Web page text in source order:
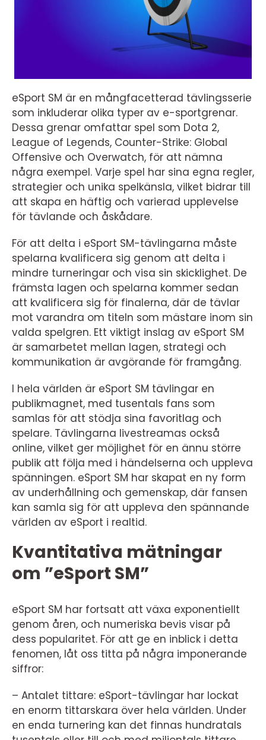
eSport SM är en mångfacetterad tävlingsserie
som inkluderar olika typer av e-sportgrenar.
Dessa grenar omfattar spel som Dota 2,
League of Legends, Counter-Strike: Global
Offensive och Overwatch, för att nämna
några exempel. Varje spel har sina egna regler,
strategier och unika spelkänsla, vilket bidrar till
att skapa en häftig och varierad upplevelse
för tävlande och åskådare.
För att delta i eSport SM-tävlingarna måste
spelarna kvalificera sig genom att delta i
mindre turneringar och visa sin skicklighet. De
främsta lagen och spelarna kommer sedan
att kvalificera sig för finalerna, där de tävlar
mot varandra om titeln som mästare inom sin
valda spelgren. Ett viktigt inslag av eSport SM
är samarbetet mellan lagen, strategi och
kommunikation är avgörande för framgång.
I hela världen är eSport SM tävlingar en
publikmagnet, med tusentals fans som
samlas för att stödja sina favoritlag och
spelare. Tävlingarna livestreamas också
online, vilket ger möjlighet för en ännu större
publik att följa med i händelserna och uppleva
spänningen. eSport SM har skapat en ny form
av underhållning och gemenskap, där fansen
kan samla sig för att uppleva den spännande
världen av eSport i realtid.
Kvantitativa mätningar
om ”eSport SM”
eSport SM har fortsatt att växa exponentiellt
genom åren, och numeriska bevis visar på
dess popularitet. För att ge en inblick i detta
fenomen, låt oss titta på några imponerande
siffror:
– Antalet tittare: eSport-tävlingar har lockat
en enorm tittarskara över hela världen. Under
en enda turnering kan det finnas hundratals